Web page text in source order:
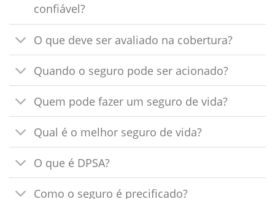
confiável?
O que deve ser avaliado na cobertura?
Quando o seguro pode ser acionado?
Quem pode fazer um seguro de vida?
Qual é o melhor seguro de vida?
O que é DPSA?
Como o seguro é precificado?